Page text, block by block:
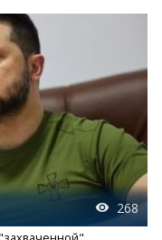
268